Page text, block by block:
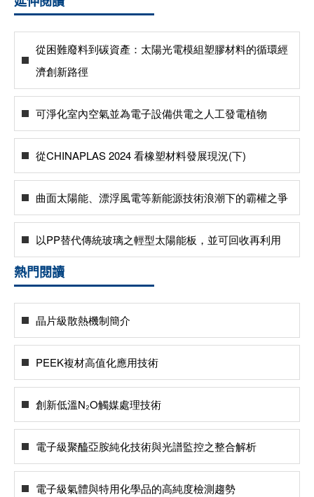
從困難廢料到碳資產：太陽光電模組塑膠材料的循環經
濟創新路徑
可淨化室內空氣並為電子設備供電之人工發電植物
從CHINAPLAS 2024 看橡塑材料發展現況(下)
曲面太陽能、漂浮風電等新能源技術浪潮下的霸權之爭
以PP替代傳統玻璃之輕型太陽能板，並可回收再利用
熱門閱讀
晶片級散熱機制簡介
PEEK複材高值化應用技術
創新低溫N₂O觸媒處理技術
電子級聚醯亞胺純化技術與光譜監控之整合解析
電子級氣體與特用化學品的高純度檢測趨勢